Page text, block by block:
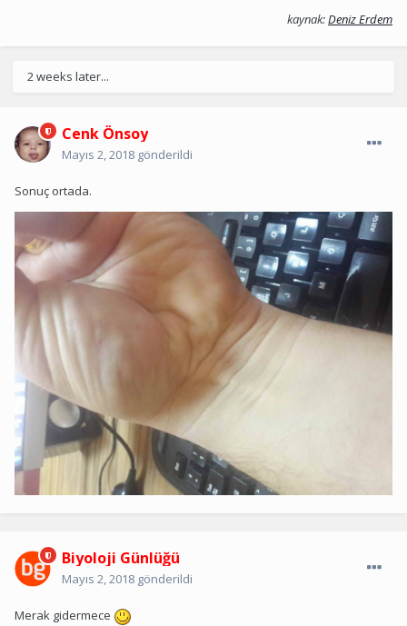
kaynak:Deniz Erdem‎
2 weeks later...
Cenk Önsoy
Mayıs 2, 2018 gönderildi
Sonuç ortada.
Biyoloji Günlüğü
Mayıs 2, 2018 gönderildi
Merak gidermece